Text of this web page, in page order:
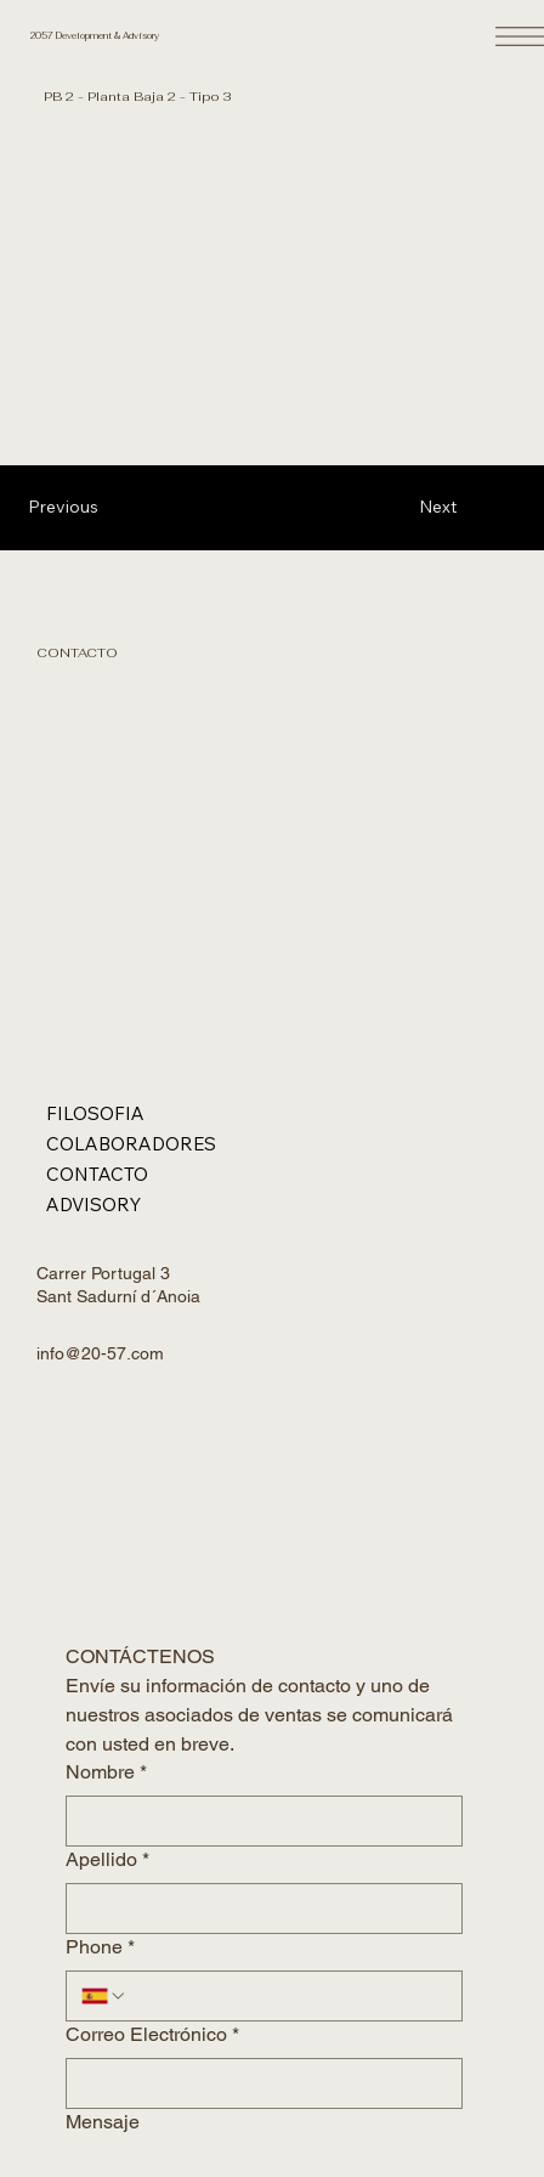
2057 Development & Advisory
PB 2 - Planta Baja 2 - Tipo 3
Next
Previous
CONTACTO
CONTÁCTENOS
Envíe su información de contacto y uno de
nuestros asociados de ventas se comunicará
con usted en breve.
Nombre *
Apellido *
Phone *
Correo Electrónico *
Mensaje
FILOSOFIA
COLABORADORES
CONTACTO
ADVISORY
Carrer Portugal 3
Sant Sadurní d´Anoia
info@20-57.com